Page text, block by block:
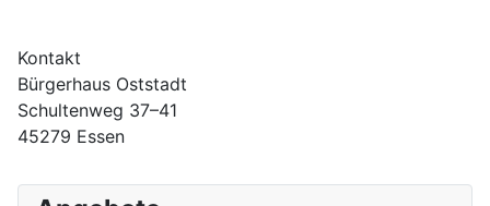
Kontakt
Bürgerhaus Oststadt
Schultenweg 37–41
45279 Essen